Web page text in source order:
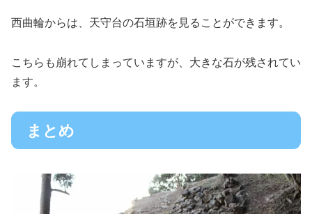
西曲輪からは、天守台の石垣跡を見ることができます。
こちらも崩れてしまっていますが、大きな石が残されてい
ます。
まとめ